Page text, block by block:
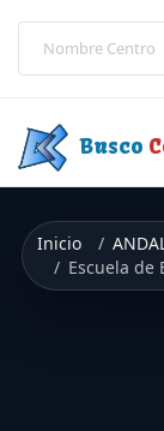
Busco
Inicio
Escuela